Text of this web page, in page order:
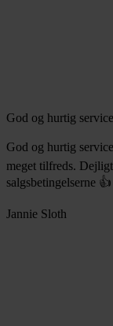
God og hurtig
God og hurtig
meget tilfreds.
salgsbetingelserne 👍
Jannie Sloth